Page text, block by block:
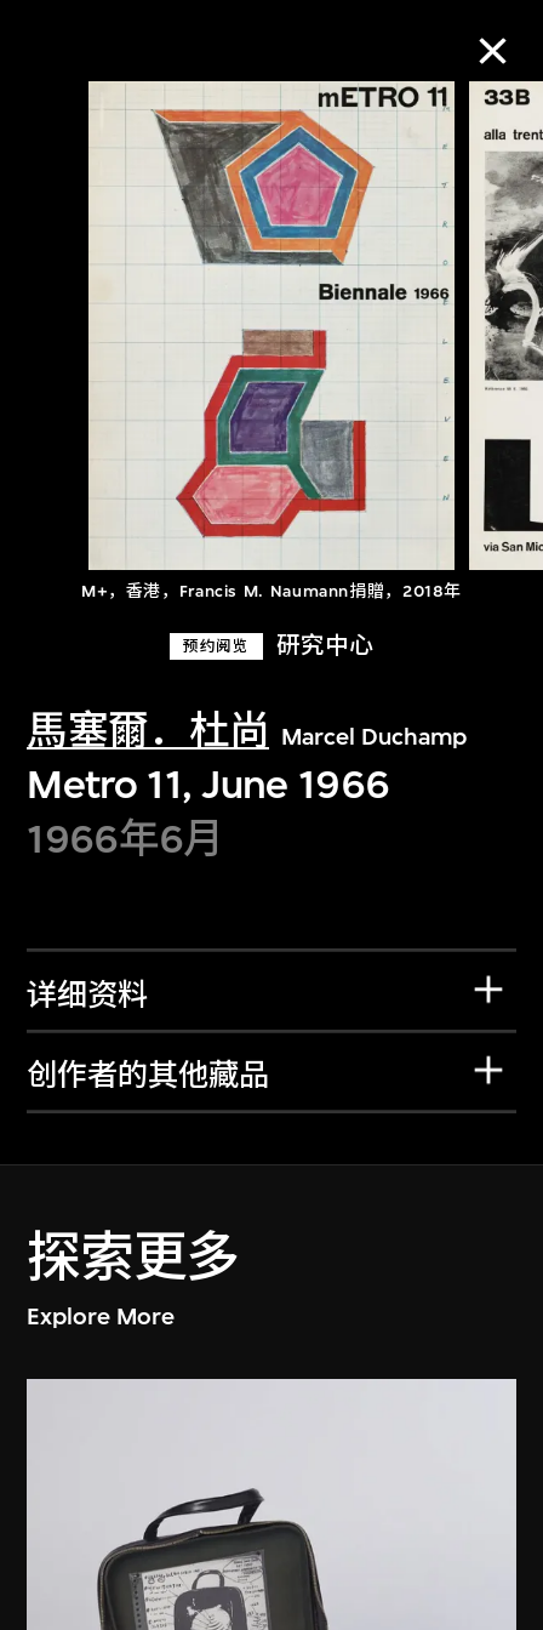
M+，香港，Francis M. Naumann捐贈，2018年
预约阅览 研究中心
馬塞爾．杜尚 Marcel Duchamp
Metro 11, June 1966
1966年6月
详细资料
创作者的其他藏品
探索更多
Explore More
M+藏品
进一步筛选 搜索
关于M+藏品
探索世界顶级的二十及二十一世纪视觉
文化藏品。